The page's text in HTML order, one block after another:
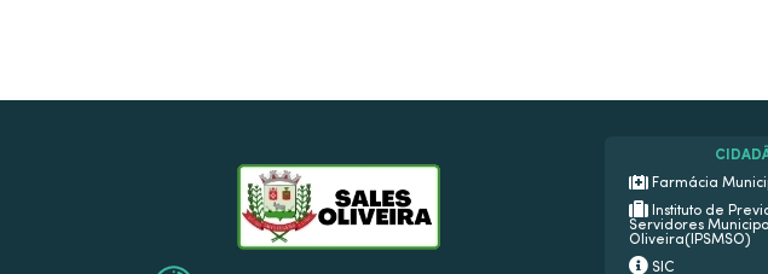
Farmácia
Instituto de
Servidores
Oliveira(IPSMSO)
SIC